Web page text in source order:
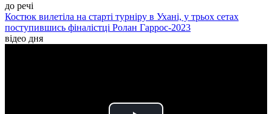
до речі
Костюк вилетіла на старті турніру в Ухані, у трьох сетах
поступившись фіналістці Ролан Гаррос-2023
відео дня